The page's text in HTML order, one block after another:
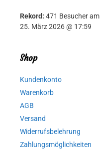
Rekord: 471 Besucher am
25. März 2026 @ 17:59
Shop
Kundenkonto
Warenkorb
AGB
Versand
Widerrufsbelehrung
Zahlungsmöglichkeiten